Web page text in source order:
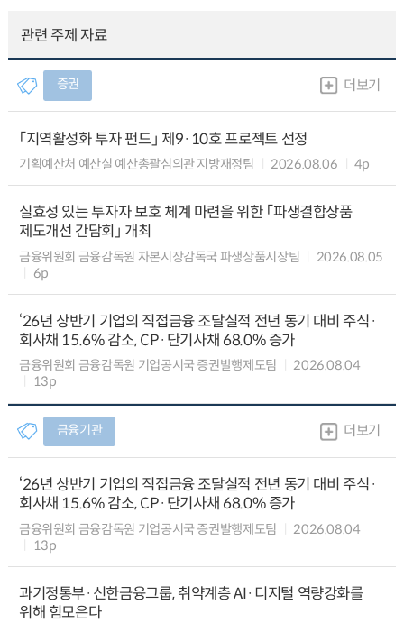
관련 주제 자료
증권 더보기
「지역활성화 투자 펀드」 제9·10호 프로젝트 선정
기획예산처 예산실 예산총괄심의관 지방재정팀 2026.08.06 4p
실효성 있는 투자자 보호 체계 마련을 위한 「파생결합상품
제도개선 간담회」 개최
금융위원회 금융감독원 자본시장감독국 파생상품시장팀
2026.08.05
6p
‘26년 상반기 기업의 직접금융 조달실적 전년 동기 대비 주식·
회사채 15.6% 감소, CP·단기사채 68.0% 증가
금융위원회 금융감독원 기업공시국 증권발행제도팀
2026.08.04
13p
금융기관 더보기
‘26년 상반기 기업의 직접금융 조달실적 전년 동기 대비 주식·
회사채 15.6% 감소, CP·단기사채 68.0% 증가
금융위원회 금융감독원 기업공시국 증권발행제도팀
2026.08.04
13p
과기정통부·신한금융그룹, 취약계층 AI·디지털 역량강화를
위해 힘모은다